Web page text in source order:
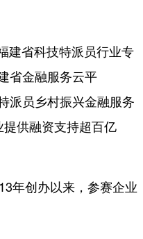
建省科技特派员行业专
省金融服务云平
派员乡村振兴金融服务
供融资支持超百亿
年创办以来，参赛企业